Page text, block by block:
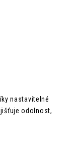
nastavitelné
odolnost,